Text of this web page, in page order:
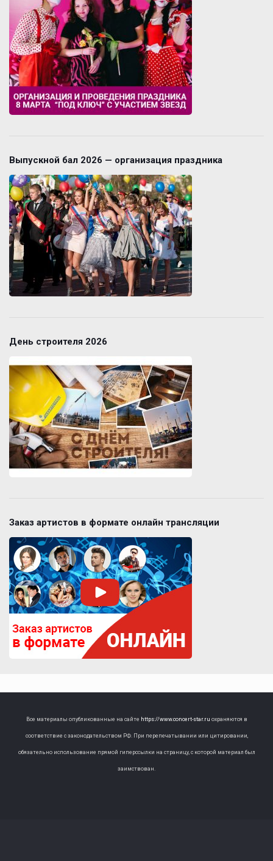
Выпускной бал 2026 — организация праздника
День строителя 2026
Заказ артистов в формате онлайн трансляции
Все материалы опубликованные на сайте https://www.concert-star.ru охраняются в
соответствие с законодательством РФ. При перепечатывании или цитировании,
обязательно использование прямой гиперссылки на страницу, с которой материал был
заимствован.